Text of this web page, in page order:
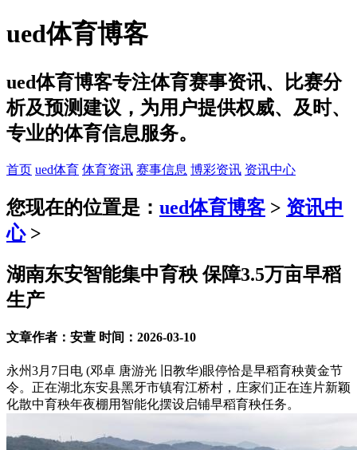
ued体育博客
ued体育博客专注体育赛事资讯、比赛分
析及预测建议，为用户提供权威、及时、
专业的体育信息服务。
首页 ued体育 体育资讯 赛事信息 博彩资讯 资讯中心
您现在的位置是： ued体育博客 > 资讯中
心>
湖南东安智能集中育秧 保障3.5万亩早稻
生产
文章作者：安萱 时间：2026-03-10
永州3月7日电 (邓卓 唐游光 旧教华)眼停恰是早稻育秧黄金节
令。正在湖北东安县黑牙市镇宥江桥村，庄家们正在连片新颖
化散中育秧年夜棚用智能化摆设启铺早稻育秧任务。